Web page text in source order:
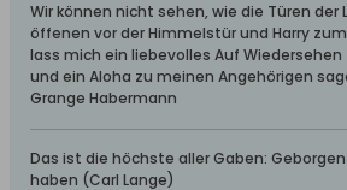
Wir können nicht sehen, wie die Türen der
öffenen vor der Himmelstür und Harry
lass mich ein liebevolles Auf
und ein Aloha zu meinen Angehörigen
Grange Habermann
Das ist die höchste aller Gaben:
haben (Carl Lange)